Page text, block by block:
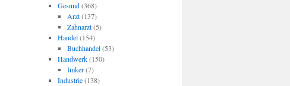
Gesund(368)
Arzt(137)
Zahnarzt(5)
Handel(154)
Buchhandel(53)
Handwerk(150)
Imker(7)
Industrie(138)